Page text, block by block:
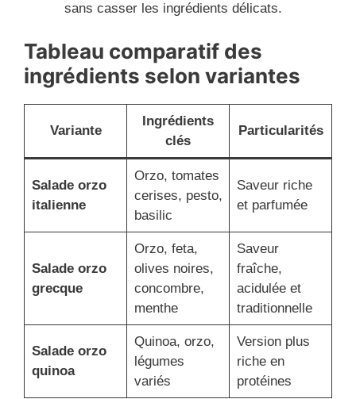
sans casser les ingrédients délicats.
Tableau comparatif des
ingrédients selon variantes
Variante
Ingrédients
clés
Particularités
Salade orzo
italienne
Orzo, tomates
cerises, pesto,
basilic
Saveur riche
et parfumée
Salade orzo
grecque
Orzo, feta,
olives noires,
concombre,
menthe
Saveur
fraîche,
acidulée et
traditionnelle
Salade orzo
quinoa
Quinoa, orzo,
légumes
variés
Version plus
riche en
protéines